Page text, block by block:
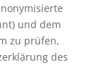
und dem
zu prüfen,
des